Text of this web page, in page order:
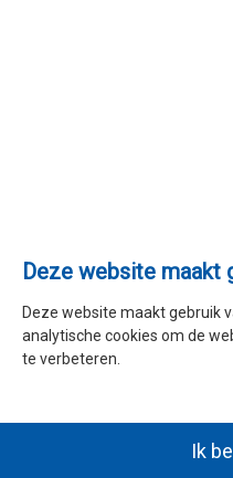
Deze website maakt
Deze website maakt gebruik
analytische cookies om de
te verbeteren.
Ik